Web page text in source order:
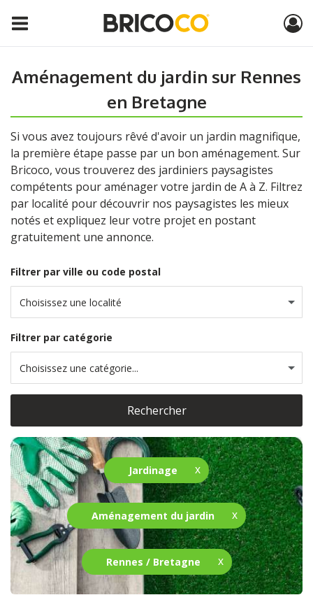
Jardinage
Aménagement du jardin
Rennes / Bretagne
Aménagement du jardin sur Rennes
en Bretagne
Si vous avez toujours rêvé d'avoir un jardin magnifique,
la première étape passe par un bon aménagement. Sur
Bricoco, vous trouverez des jardiniers paysagistes
compétents pour aménager votre jardin de A à Z. Filtrez
par localité pour découvrir nos paysagistes les mieux
notés et expliquez leur votre projet en postant
gratuitement une annonce.
Filtrer par ville ou code postal
Choisissez une localité
Filtrer par catégorie
Choisissez une catégorie...
Rechercher